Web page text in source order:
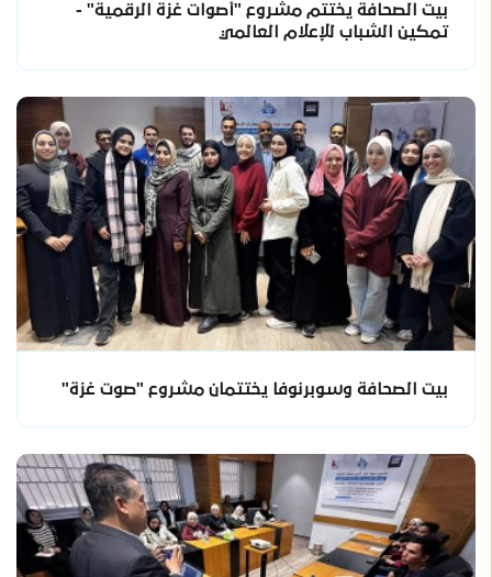
بيت الصحافة يختتم مشروع "أصوات غزة الرقمية" -
تمكين الشباب للإعلام العالمي
بيت الصحافة وسوبرنوفا يختتمان مشروع "صوت غزة"